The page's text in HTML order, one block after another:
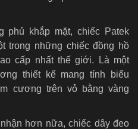
khắp mặt, chiếc Patek
trong những chiếc đồng hồ
cấp nhất thế giới. Là một
thiết kế mang tính biểu
cương trên vỏ bằng vàng
hơn nữa, chiếc dây đeo